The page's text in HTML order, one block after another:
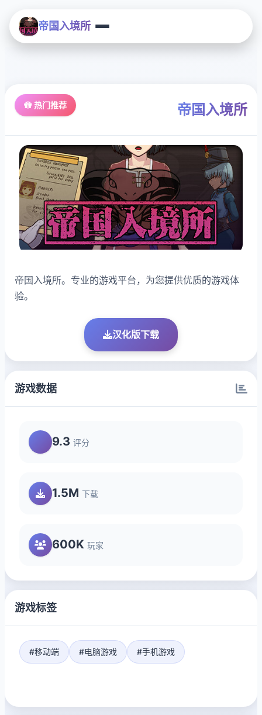
帝国入境所
🚻 热门推荐 帝国入境所
帝国入境所。专业的游戏平台，为您提供优质的游戏体
验。
汉化版下载
游戏数据
9.3 评分
1.5M 下载
600K 玩家
游戏标签
#移动端 #电脑游戏 #手机游戏